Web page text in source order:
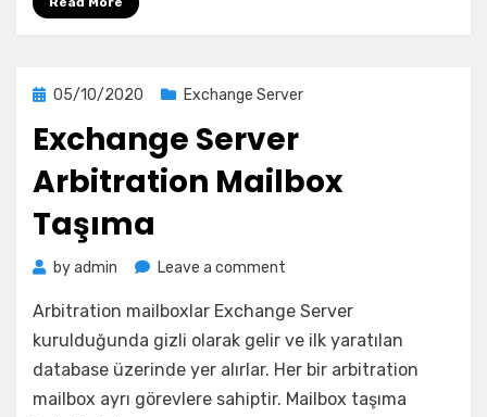
Posted
05/10/2020 Exchange Server
Exchange Server
Arbitration Mailbox
Taşıma
byadmin Leave a comment
Server
Arbitration
Mailbox
Arbitration mailboxlar Exchange Server
kurulduğunda gizli olarak gelir ve ilk yaratılan
database üzerinde yer alırlar. Her bir arbitration
mailbox ayrı görevlere sahiptir. Mailbox taşıma